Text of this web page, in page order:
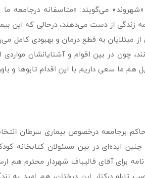
می‌گویند: «متاسفانه درجامعه
زندگی از دست می‌دهند، درحالی‌ که این
مبتلایان به قطع درمان و بهبودی کامل
چون در بین اقوام و آشنایانشان مواردی
هم ما سعی داریم با این اقدام تابوها و
برجامعه درخصوص بیماری سرطان
ایده‌ای در بین مسئولان کتابخانه
برای آقای قالیباف شهردار محترم هم